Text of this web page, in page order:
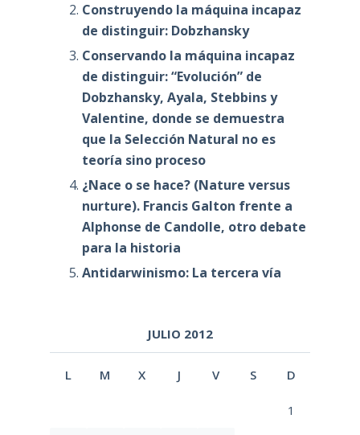
Construyendo la máquina incapaz
de distinguir: Dobzhansky
Conservando la máquina incapaz
de distinguir: “Evolución” de
Dobzhansky, Ayala, Stebbins y
Valentine, donde se demuestra
que la Selección Natural no es
teoría sino proceso
¿Nace o se hace? (Nature versus
nurture). Francis Galton frente a
Alphonse de Candolle, otro debate
para la historia
Antidarwinismo: La tercera vía
JULIO 2012
L M X J V S D
1